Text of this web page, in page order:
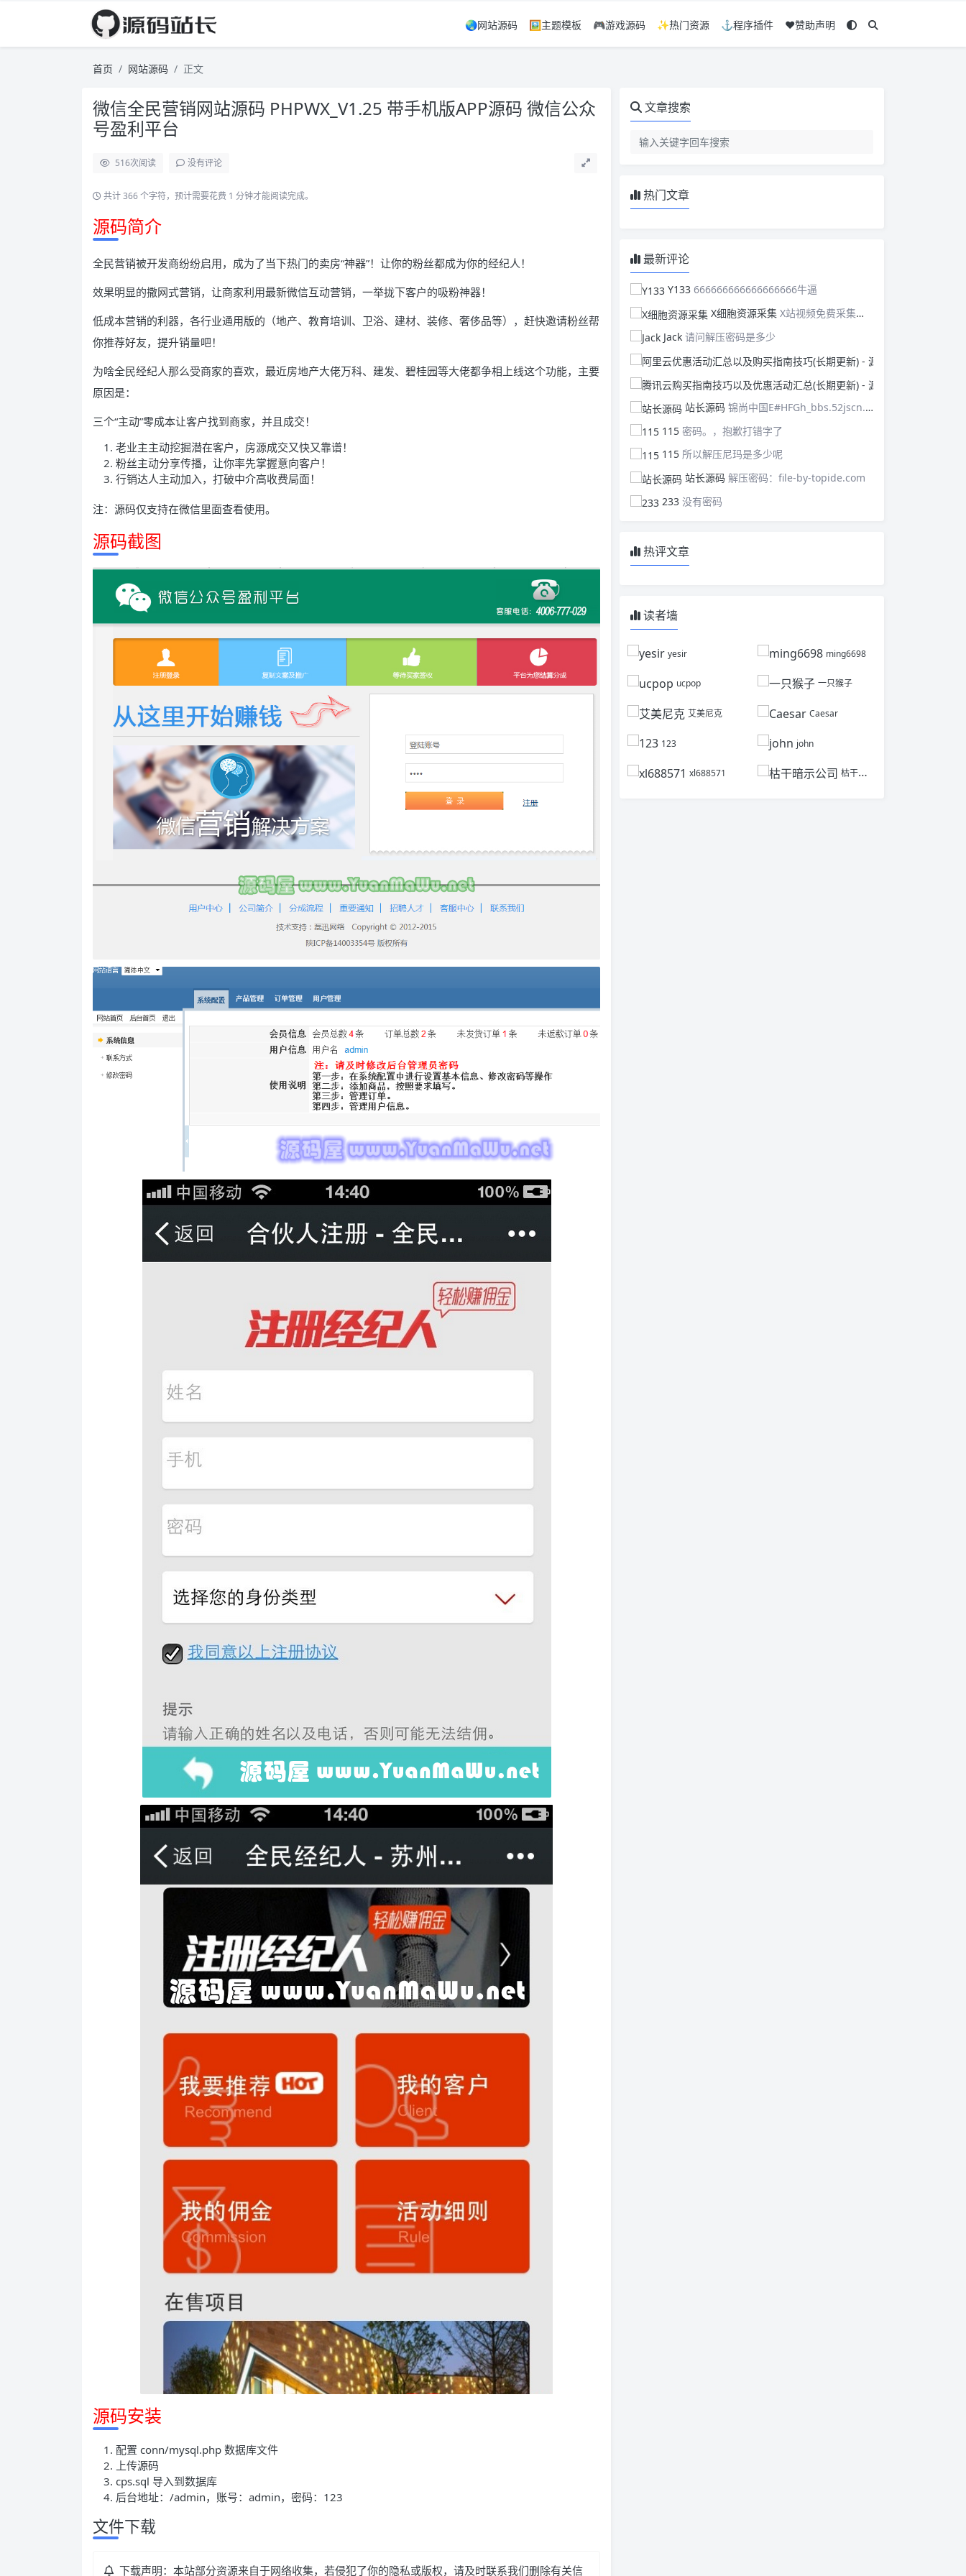
🌏网站源码 🖼️主题模板 🎮游戏源码 ✨热门资源 ⚓程序插件 ❤️赞助声明
首页 网站源码 正文
微信全民营销网站源码 PHPWX_V1.25 带手机版APP源码 微信公众
号盈利平台
516次阅读 没有评论
共计 366 个字符，预计需要花费 1 分钟才能阅读完成。
源码简介
全民营销被开发商纷纷启用，成为了当下热门的卖房“神器”！让你的粉丝都成为你的经纪人！
效果明显的撒网式营销，让商家利用最新微信互动营销，一举拢下客户的吸粉神器！
低成本营销的利器，各行业通用版的（地产、教育培训、卫浴、建材、装修、奢侈品等），赶快邀请粉丝帮
你推荐好友，提升销量吧！
为啥全民经纪人那么受商家的喜欢，最近房地产大佬万科、建发、碧桂园等大佬都争相上线这个功能，主要
原因是：
三个“主动”零成本让客户找到商家，并且成交！
老业主主动挖掘潜在客户，房源成交又快又靠谱！
粉丝主动分享传播，让你率先掌握意向客户！
行销达人主动加入，打破中介高收费局面！
注：源码仅支持在微信里面查看使用。
源码截图
源码安装
配置 conn/mysql.php 数据库文件
上传源码
cps.sql 导入到数据库
后台地址：/admin，账号：admin，密码：123
文件下载
下载声明：本站部分资源来自于网络收集，若侵犯了你的隐私或版权，请及时联系我们删除有关信
文章搜索
热门文章
最新评论
Y133 666666666666666666牛逼
X细胞资源采集 X站视频免费采集，可以适配此CMS，含免费模板。有需要的站长可以看看xxibaozyw.com
Jack 请问解压密码是多少
站长源码 锦尚中国E#HFGh_bbs.52jscn.comEYzhibo8
115 密码。，抱歉打错字了
115 所以解压尼玛是多少呢
站长源码 解压密码：file-by-topide.com
233 没有密码
热评文章
读者墙
yesir ming6698
ucpop 一只猴子
艾美尼克 Caesar
123 john
xl688571 枯干暗示公司